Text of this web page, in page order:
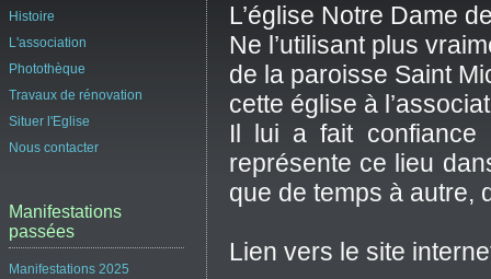
L’église Notre Dame
Ne l’utilisant plus
de la paroisse Saint
cette église à
Il lui a fait confiance
représente ce lieu
que de temps à autre,
Lien vers le site
Histoire
L'association
Photothèque
Travaux de rénovation
Situer l'Eglise
Nous contacter
Manifestations
passées
Manifestations 2025